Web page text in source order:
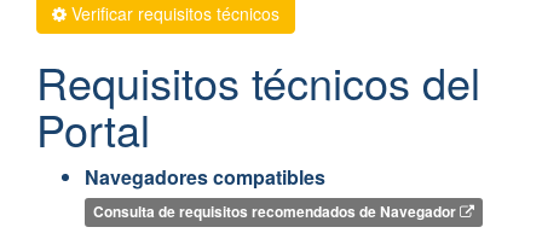
Verificar requisitos técnicos
Requisitos técnicos del
Portal
Navegadores compatibles
Consulta de requisitos recomendados de Navegador